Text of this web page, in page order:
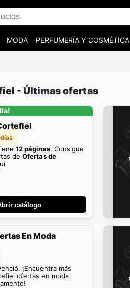
MODA PERFUMERÍA Y COSMÉTICA
- Últimas ofertas
12 páginas. Consigue
de Ofertas de
catálogo
En Moda
¡Encuentra más
ofertas en moda